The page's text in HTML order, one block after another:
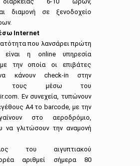
διαμονή σε ξενοδοχείο
Internet
που λανσάρει πρώτη
η online υπηρεσία
την οποία οι επιβάτες
κάνουν check-in στην
τους μέσω του
Εν συνεχεία, τυπώνουν
Α4 το barcode, με την
στο αεροδρόμιο,
να γλιτώσουν την αναμονή
του αιγυπτιακού
αριθμεί σήμερα 80